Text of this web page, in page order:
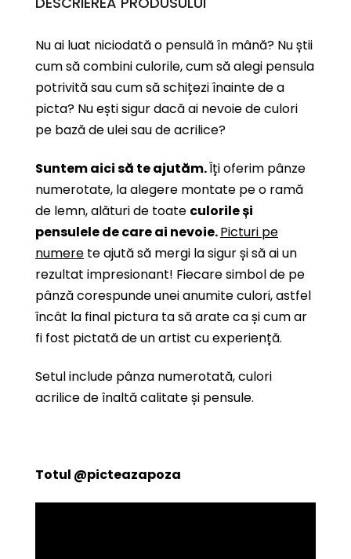
Nu ai luat niciodată o pensulă în mână? Nu știi
cum să combini culorile, cum să alegi pensula
potrivită sau cum să schițezi înainte de a
picta? Nu ești sigur dacă ai nevoie de culori
pe bază de ulei sau de acrilice?
Suntem aici să te ajutăm.Îți oferim pânze
numerotate, la alegere montate pe o ramă
de lemn, alături de toate culorile și
pensulele de care ai nevoie.Picturi pe
numere te ajută să mergi la sigur și să ai un
rezultat impresionant! Fiecare simbol de pe
pânză corespunde unei anumite culori, astfel
încât la final pictura ta să arate ca și cum ar
fi fost pictată de un artist cu experiență.
Setul include pânza numerotată, culori
acrilice de înaltă calitate și pensule.
Totul @picteazapoza